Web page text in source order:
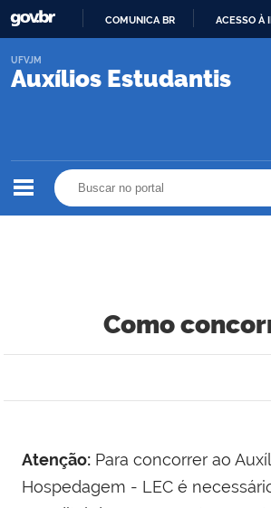
O
COMUNICA BR ACESSO À
Auxílios Estudantis
UFVJM
Como
Atenção: Para concorrer ao
Hospedagem - LEC é